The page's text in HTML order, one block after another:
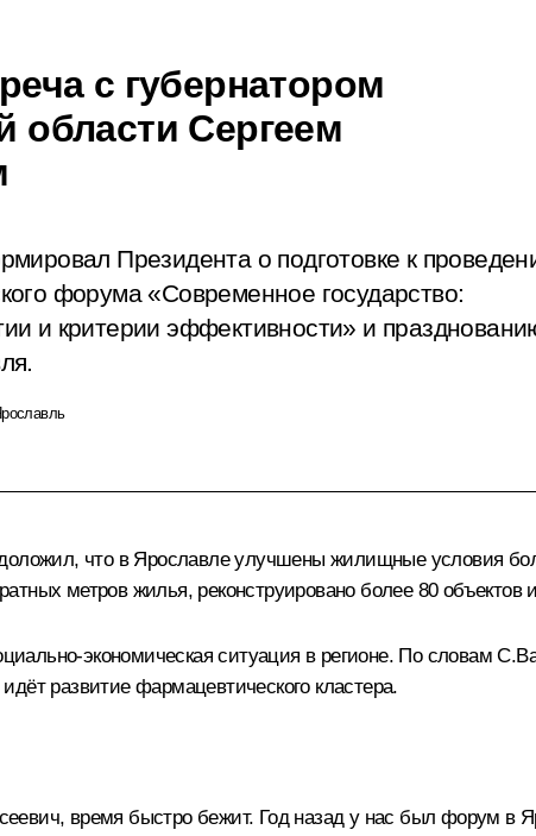
с губернатором
области Сергеем
Президента о подготовке к
форума «Современное государство:
и критерии эффективности» и
доложил, что в Ярославле улучшены жилищные условия
метров жилья, реконструировано более 80 объектов
экономическая ситуация в регионе. По словам
развитие фармацевтического кластера.
время быстро бежит. Год назад у нас был форум